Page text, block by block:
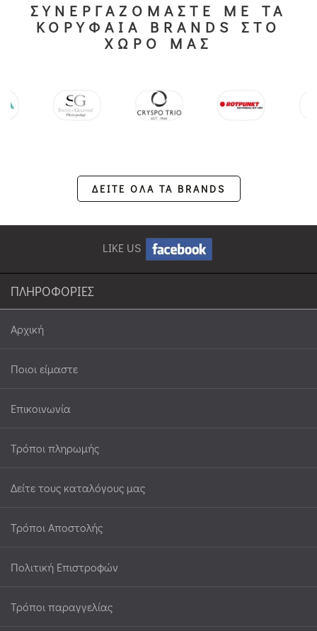
ΣΥΝΕΡΓΑΖΟΜΑΣΤΕ ΜΕ ΤΑ
ΚΟΡΥΦΑΙΑ BRANDS ΣΤΟ
ΧΩΡΟ ΜΑΣ
ΔΕΙΤΕ ΟΛΑ ΤΑ BRANDS
LIKE US
ΠΛΗΡΟΦΟΡΙΕΣ
Αρχική
Ποιοι είμαστε
Επικοινωνία
Τρόποι πληρωμής
Δείτε τους καταλόγους μας
Τρόποι Αποστολής
Πολιτική Επιστροφών
Τρόποι παραγγελίας